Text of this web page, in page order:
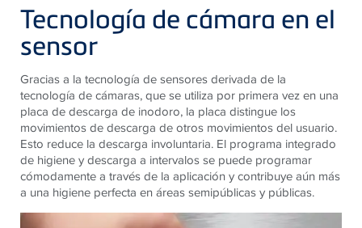
Tecnología de cámara en el
sensor
Gracias a la tecnología de sensores derivada de la
tecnología de cámaras, que se utiliza por primera vez en una
placa de descarga de inodoro, la placa distingue los
movimientos de descarga de otros movimientos del usuario.
Esto reduce la descarga involuntaria. El programa integrado
de higiene y descarga a intervalos se puede programar
cómodamente a través de la aplicación y contribuye aún más
a una higiene perfecta en áreas semipúblicas y públicas.